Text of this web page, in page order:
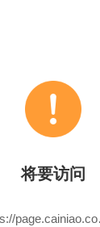
将要访问